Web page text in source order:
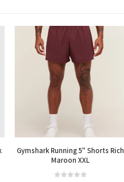
Gymshark Running 5" Shorts Rich
Maroon XXL